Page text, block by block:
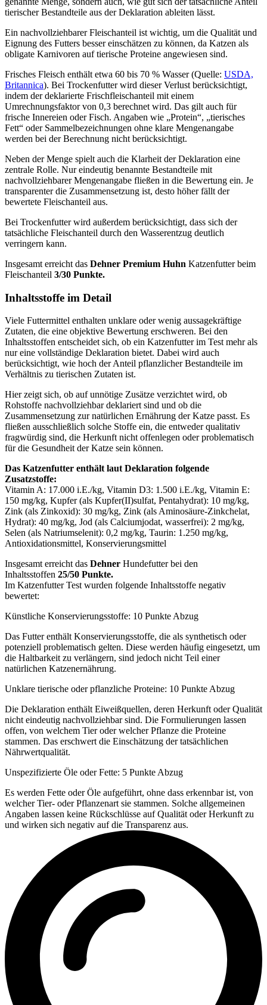
tierischer Bestandteile aus der Deklaration ableiten lässt.
Ein nachvollziehbarer Fleischanteil ist wichtig, um die Qualität und
Eignung des Futters besser einschätzen zu können, da Katzen als
obligate Karnivoren auf tierische Proteine angewiesen sind.
Frisches Fleisch enthält etwa 60 bis 70 % Wasser (Quelle: USDA,
Britannica). Bei Trockenfutter wird dieser Verlust berücksichtigt,
indem der deklarierte Frischfleischanteil mit einem
Umrechnungsfaktor von 0,3 berechnet wird. Das gilt auch für
frische Innereien oder Fisch. Angaben wie „Protein“, „tierisches
Fett“ oder Sammelbezeichnungen ohne klare Mengenangabe
werden bei der Berechnung nicht berücksichtigt.
Neben der Menge spielt auch die Klarheit der Deklaration eine
zentrale Rolle. Nur eindeutig benannte Bestandteile mit
nachvollziehbarer Mengenangabe fließen in die Bewertung ein. Je
transparenter die Zusammensetzung ist, desto höher fällt der
bewertete Fleischanteil aus.
Bei Trockenfutter wird außerdem berücksichtigt, dass sich der
tatsächliche Fleischanteil durch den Wasserentzug deutlich
verringern kann.
Insgesamt erreicht das Dehner Premium Huhn Katzenfutterbeim
Fleischanteil 3/30 Punkte.
Inhaltsstoffe im Detail
Viele Futtermittel enthalten unklare oder wenig aussagekräftige
Zutaten, die eine objektive Bewertung erschweren. Bei den
Inhaltsstoffen entscheidet sich, ob ein Katzenfutter im Test mehr als
nur eine vollständige Deklaration bietet. Dabei wird auch
berücksichtigt, wie hoch der Anteil pflanzlicher Bestandteile im
Verhältnis zu tierischen Zutaten ist.
Hier zeigt sich, ob auf unnötige Zusätze verzichtet wird, ob
Rohstoffe nachvollziehbar deklariert sind und ob die
Zusammensetzung zur natürlichen Ernährung der Katze passt. Es
fließen ausschließlich solche Stoffe ein, die entweder qualitativ
fragwürdig sind, die Herkunft nicht offenlegen oder problematisch
für die Gesundheit der Katze sein können.
Das Katzenfutter enthält laut Deklaration folgende
Zusatzstoffe:
Vitamin A: 17.000 i.E./kg, Vitamin D3: 1.500 i.E./kg, Vitamin E:
150 mg/kg, Kupfer (als Kupfer(II)sulfat, Pentahydrat): 10 mg/kg,
Zink (als Zinkoxid): 30 mg/kg, Zink (als Aminosäure-Zinkchelat,
Hydrat): 40 mg/kg, Jod (als Calciumjodat, wasserfrei): 2 mg/kg,
Selen (als Natriumselenit): 0,2 mg/kg, Taurin: 1.250 mg/kg,
Antioxidationsmittel, Konservierungsmittel
Insgesamt erreicht das Dehner Hundefutter bei den
Inhaltsstoffen 25/50 Punkte.
Im Katzenfutter Test wurden folgende Inhaltsstoffe negativ
bewertet:
Künstliche Konservierungsstoffe: 10 Punkte Abzug
Das Futter enthält Konservierungsstoffe, die als synthetisch oder
potenziell problematisch gelten. Diese werden häufig eingesetzt, um
die Haltbarkeit zu verlängern, sind jedoch nicht Teil einer
natürlichen Katzenernährung.
Unklare tierische oder pflanzliche Proteine: 10 Punkte Abzug
Die Deklaration enthält Eiweißquellen, deren Herkunft oder Qualität
nicht eindeutig nachvollziehbar sind. Die Formulierungen lassen
offen, von welchem Tier oder welcher Pflanze die Proteine
stammen. Das erschwert die Einschätzung der tatsächlichen
Nährwertqualität.
Unspezifizierte Öle oder Fette: 5 Punkte Abzug
Es werden Fette oder Öle aufgeführt, ohne dass erkennbar ist, von
welcher Tier- oder Pflanzenart sie stammen. Solche allgemeinen
Angaben lassen keine Rückschlüsse auf Qualität oder Herkunft zu
und wirken sich negativ auf die Transparenz aus.